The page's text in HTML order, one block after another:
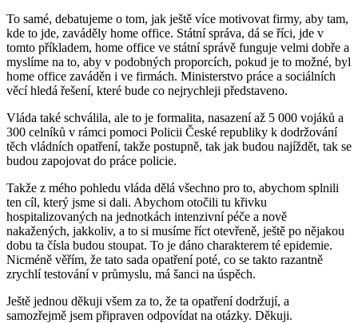
To samé, debatujeme o tom, jak ještě více motivovat firmy, aby tam,
kde to jde, zaváděly home office. Státní správa, dá se říci, jde v
tomto příkladem, home office ve státní správě funguje velmi dobře a
myslíme na to, aby v podobných proporcích, pokud je to možné, byl
home office zaváděn i ve firmách. Ministerstvo práce a sociálních
věcí hledá řešení, které bude co nejrychleji představeno.
Vláda také schválila, ale to je formalita, nasazení až 5 000 vojáků a
300 celníků v rámci pomoci Policii České republiky k dodržování
těch vládních opatření, takže postupně, tak jak budou najíždět, tak se
budou zapojovat do práce policie.
Takže z mého pohledu vláda dělá všechno pro to, abychom splnili
ten cíl, který jsme si dali. Abychom otočili tu křivku
hospitalizovaných na jednotkách intenzivní péče a nově
nakažených, jakkoliv, a to si musíme říct otevřeně, ještě po nějakou
dobu ta čísla budou stoupat. To je dáno charakterem té epidemie.
Nicméně věřím, že tato sada opatření poté, co se takto razantně
zrychlí testování v průmyslu, má šanci na úspěch.
Ještě jednou děkuji všem za to, že ta opatření dodržují, a
samozřejmě jsem připraven odpovídat na otázky. Děkuji.